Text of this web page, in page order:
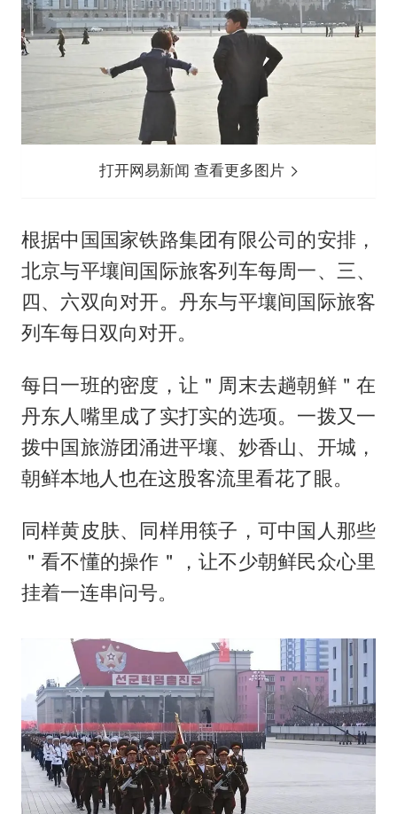
打开网易新闻 查看更多图片
根据中国国家铁路集团有限公司的安排，
北京与平壤间国际旅客列车每周一、三、
四、六双向对开。丹东与平壤间国际旅客
列车每日双向对开。
每日一班的密度，让＂周末去趟朝鲜＂在
丹东人嘴里成了实打实的选项。一拨又一
拨中国旅游团涌进平壤、妙香山、开城，
朝鲜本地人也在这股客流里看花了眼。
同样黄皮肤、同样用筷子，可中国人那些
＂看不懂的操作＂，让不少朝鲜民众心里
挂着一连串问号。